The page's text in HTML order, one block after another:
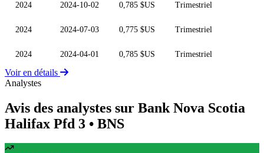
2024 2024-10-02 0,785 $US Trimestriel
2024 2024-07-03 0,775 $US Trimestriel
2024 2024-04-01 0,785 $US Trimestriel
Voir en détails
Analystes
Avis des analystes sur Bank Nova Scotia
Halifax Pfd 3 • BNS